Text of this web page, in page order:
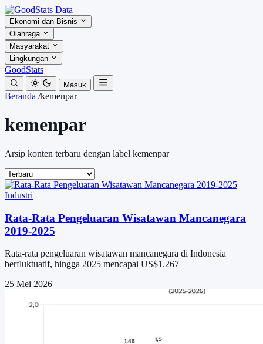
Ekonomi dan Bisnis
Olahraga
Masyarakat
Lingkungan
GoodStats
Masuk
Beranda /kemenpar
kemenpar
Arsip konten terbaru dengan label kemenpar
Industri
Rata-Rata Pengeluaran Wisatawan Mancanegara
2019-2025
Rata-rata pengeluaran wisatawan mancanegara di Indonesia
berfluktuatif, hingga 2025 mencapai US$1.267
25 Mei 2026